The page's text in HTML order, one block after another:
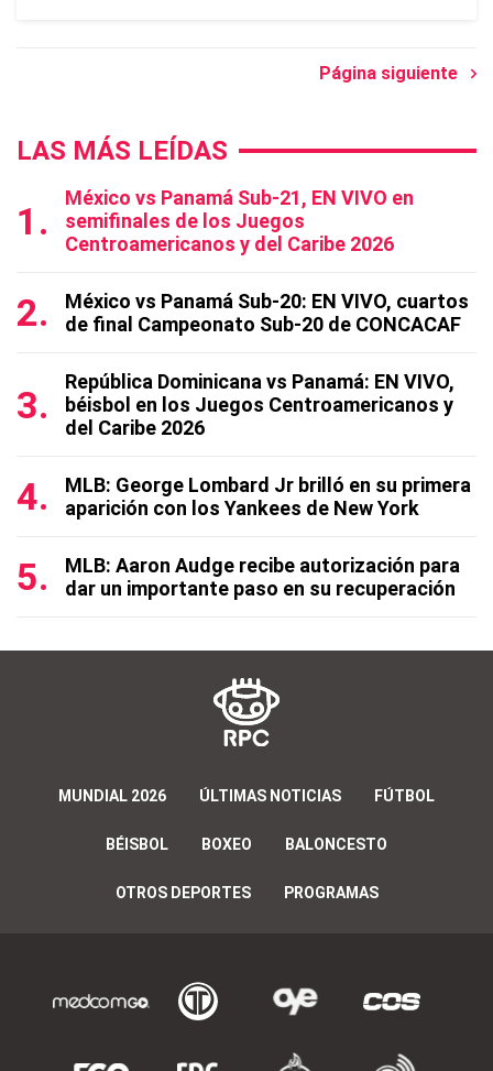
Página siguiente
LAS MÁS LEÍDAS
México vs Panamá Sub-21, EN VIVO en
semifinales de los Juegos
Centroamericanos y del Caribe 2026
México vs Panamá Sub-20: EN VIVO, cuartos
de final Campeonato Sub-20 de CONCACAF
República Dominicana vs Panamá: EN VIVO,
béisbol en los Juegos Centroamericanos y
del Caribe 2026
MLB: George Lombard Jr brilló en su primera
aparición con los Yankees de New York
MLB: Aaron Audge recibe autorización para
dar un importante paso en su recuperación
MUNDIAL 2026 ÚLTIMAS NOTICIAS FÚTBOL
BÉISBOL BOXEO BALONCESTO
OTROS DEPORTES PROGRAMAS